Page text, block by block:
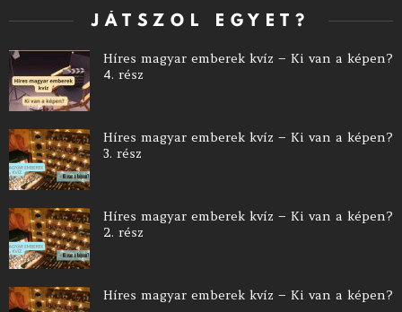
JÁTSZOL EGYET?
Híres magyar emberek kvíz – Ki van a képen?
4. rész
Híres magyar emberek kvíz – Ki van a képen?
3. rész
Híres magyar emberek kvíz – Ki van a képen?
2. rész
Híres magyar emberek kvíz – Ki van a képen?